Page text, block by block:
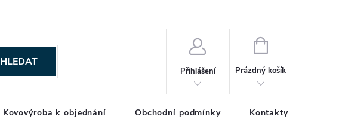
HLEDAT
Přihlášení
NÁKUPNÍ
Prázdný košík
Kovovýroba k objednání Obchodní podmínky Kontakty